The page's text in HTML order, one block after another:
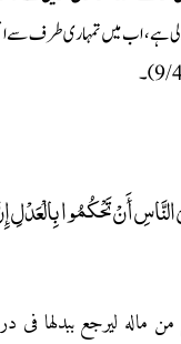
اب میں تمہاری طرف سے
أَنْ تَحْكُمُوا بِالْعَدْلِ
ماله لیرجع ببدلها فی